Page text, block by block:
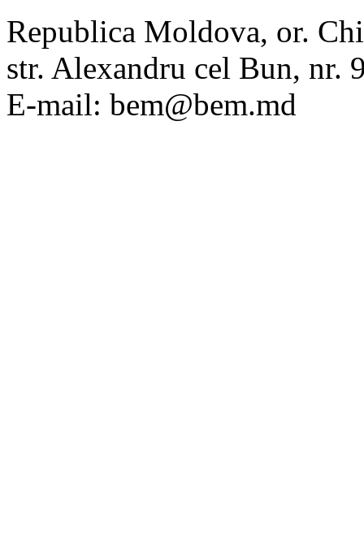
Republica Moldova, or.
str. Alexandru cel Bun, nr.
E-mail: bem@bem.md